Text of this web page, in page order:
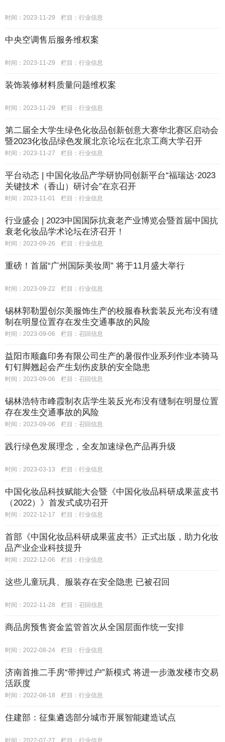
时间：2023-11-29 栏目： 行业信息
中央空调售后服务维权案
时间：2023-11-29 栏目： 行业信息
装饰装修材料质量问题维权案
时间：2023-11-29 栏目： 行业信息
第二届全大学生绿色化妆品创新创意大赛华北赛区启动会
暨2023化妆品绿色发展北京论坛在北京工商大学召开
时间：2023-11-27 栏目： 行业信息
平台动态 | 中国化妆品产学研协同创新平台“福瑞达·2023
关键技术（香山）研讨会”在京召开
时间：2023-11-01 栏目： 行业信息
行业盛会 | 2023中国国际抗衰老产业博览会暨首届中国抗
衰老化妆品学术论坛在济召开！
时间：2023-09-26 栏目： 行业信息
重磅！首届“广州国际美妆周” 将于11月盛大举行
时间：2023-09-22 栏目： 行业信息
锡林郭勒盟创尔美服饰生产的校服春秋套装反光布没有缝
制在明显位置存在发生交通事故的风险
时间：2023-09-06 栏目： 召回信息
益阳市顺鑫印务有限公司生产的暑假作业系列作业本骑马
钉钉脚翘起会产生划伤皮肤的安全隐患
时间：2023-09-06 栏目： 召回信息
锡林浩特市峰霞制衣店学生装反光布没有缝制在明显位置
存在发生交通事故的风险
时间：2023-09-06 栏目： 召回信息
践行绿色发展理念，全友加速绿色产品再升级
时间：2023-03-13 栏目： 行业信息
中国化妆品科技赋能大会暨《中国化妆品科研成果蓝皮书
（2022）》首发式成功召开
时间：2022-12-17 栏目： 行业信息
首部《中国化妆品科研成果蓝皮书》正式出版，助力化妆
品产业企业科技提升
时间：2022-12-06 栏目： 行业信息
这些儿童玩具、服装存在安全隐患 已被召回
时间：2022-11-28 栏目： 召回信息
商品房预售资金监管首次从全国层面作统一安排
时间：2022-08-24 栏目： 行业信息
济南首推二手房“带押过户”新模式 将进一步激发楼市交易
活跃度
时间：2022-08-18 栏目： 行业信息
住建部：征集遴选部分城市开展智能建造试点
时间：2022-07-27 栏目： 行业信息